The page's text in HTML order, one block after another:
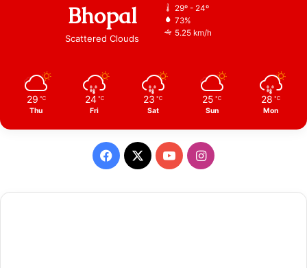
Bhopal
Scattered Clouds
29º - 24º
73%
5.25 km/h
29 ℃
Thu
24 ℃
Fri
23 ℃
Sat
25 ℃
Sun
28 ℃
Mon
Facebook
X YouTubeInstagram